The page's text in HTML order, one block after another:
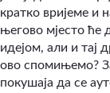
кратко вријеме и
његово мјесто ће
идејом, али и тај
ово спомињемо?
покушаја да се